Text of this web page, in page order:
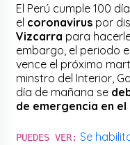
El Perú cumple 100
el coronavirus por
Vizcarra para
embargo, el periodo
vence el próximo
minstro del Interior,
día de mañana se
de emergencia en el
PUEDES VER: Se